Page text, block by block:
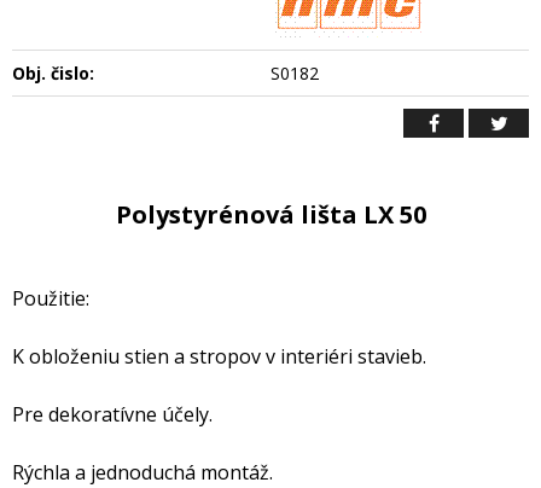
Obj. čislo: S0182
Polystyrénová lišta LX 50
Použitie:
K obloženiu stien a stropov v interiéri stavieb.
Pre dekoratívne účely.
Rýchla a jednoduchá montáž.